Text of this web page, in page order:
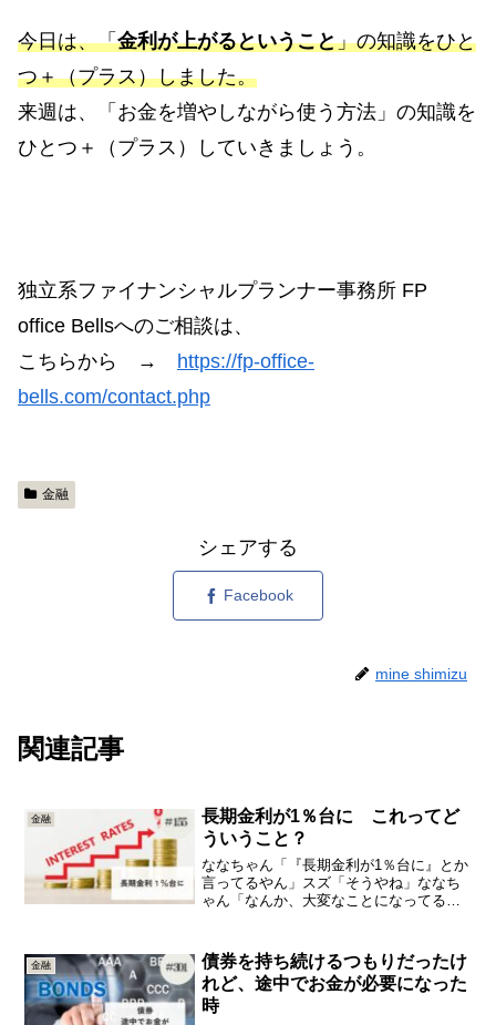
今日は、「金利が上がるということ」の知識をひと
つ＋（プラス）しました。
来週は、「お金を増やしながら使う方法」の知識を
ひとつ＋（プラス）していきましょう。
独立系ファイナンシャルプランナー事務所 FP
office Bellsへのご相談は、
こちらから → https://fp-office-
bells.com/contact.php
金融
シェアする
Facebook
mine shimizu
関連記事
金融
長期金利が1％台に これってど
ういうこと？
ななちゃん「『長期金利が1％台に』とか
言ってるやん」スズ「そうやね」ななち
ゃん「なんか、大変なことになってる感
と低かったん？」スズ「そうやよ。マイ
ナスの時もあったぐらい...
金融
債券を持ち続けるつもりだったけ
れど、途中でお金が必要になった
時